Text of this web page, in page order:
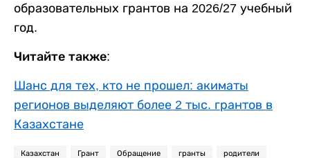
образовательных грантов на 2026/27 учебный
год.
Читайте также:
Шанс для тех, кто не прошел: акиматы
регионов выделяют более 2 тыс. грантов в
Казахстане
Казахстан Грант Обращение гранты родители